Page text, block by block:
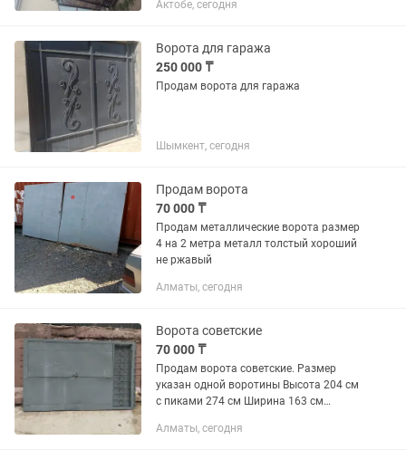
Актобе, сегодня
Ворота для гаража
250 000 ₸
Продам ворота для гаража
Шымкент, сегодня
Продам ворота
70 000 ₸
Продам металлические ворота размер
4 на 2 метра металл толстый хороший
не ржавый
Алматы, сегодня
Ворота советские
70 000 ₸
Продам ворота советские. Размер
указан одной воротины Высота 204 см
с пиками 274 см Ширина 163 см
Алматы, сегодня